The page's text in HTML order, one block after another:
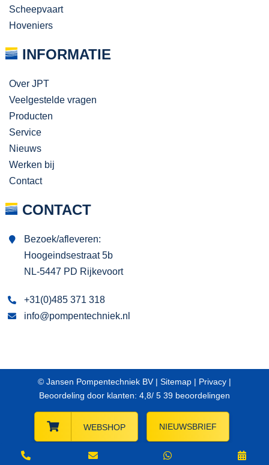
Scheepvaart
Hoveniers
INFORMATIE
Over JPT
Veelgestelde vragen
Producten
Service
Nieuws
Werken bij
Contact
CONTACT
Bezoek/afleveren:
Hoogeindsestraat 5b
NL-5447 PD Rijkevoort
+31(0)485 371 318
info@pompentechniek.nl
© Jansen Pompentechniek BV | Sitemap | Privacy |
Beoordeling door klanten: 4,8/ 5 39 beoordelingen
WEBSHOP NIEUWSBRIEF